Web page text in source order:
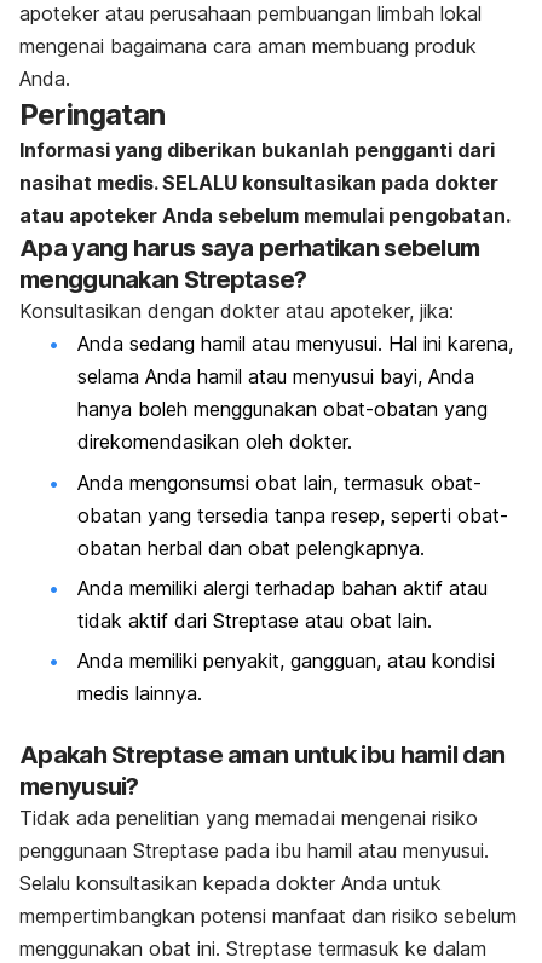
apoteker atau perusahaan pembuangan limbah lokal
mengenai bagaimana cara aman membuang produk
Anda.
Peringatan
Informasi yang diberikan bukanlah pengganti dari
nasihat medis. SELALU konsultasikan pada dokter
atau apoteker Anda sebelum memulai pengobatan.
Apa yang harus saya perhatikan sebelum
menggunakan Streptase?
Konsultasikan dengan dokter atau apoteker, jika:
Anda sedang hamil atau menyusui. Hal ini karena,
selama Anda hamil atau menyusui bayi, Anda
hanya boleh menggunakan obat-obatan yang
direkomendasikan oleh dokter.
Anda mengonsumsi obat lain, termasuk obat-
obatan yang tersedia tanpa resep, seperti obat-
obatan herbal dan obat pelengkapnya.
Anda memiliki alergi terhadap bahan aktif atau
tidak aktif dari Streptase atau obat lain.
Anda memiliki penyakit, gangguan, atau kondisi
medis lainnya.
Apakah Streptase aman untuk ibu hamil dan
menyusui?
Tidak ada penelitian yang memadai mengenai risiko
penggunaan Streptase pada ibu hamil atau menyusui.
Selalu konsultasikan kepada dokter Anda untuk
mempertimbangkan potensi manfaat dan risiko sebelum
menggunakan obat ini. Streptase termasuk ke dalam